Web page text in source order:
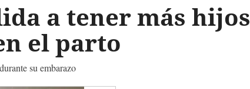
a tener más hijos
el parto
su embarazo